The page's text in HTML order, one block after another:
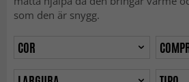
som den är snygg.
COR